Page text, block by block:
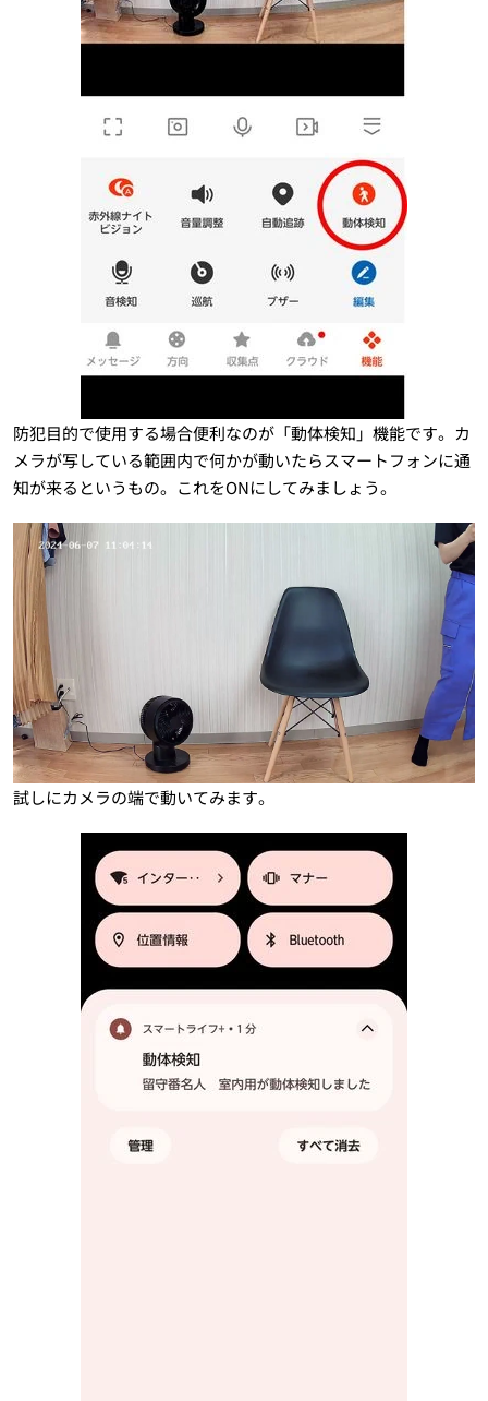
防犯目的で使用する場合便利なのが「動体検知」機能です。カ
メラが写している範囲内で何かが動いたらスマートフォンに通
知が来るというもの。これをONにしてみましょう。
試しにカメラの端で動いてみます。